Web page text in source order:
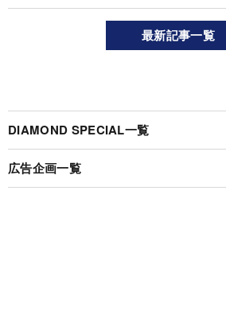
最新記事一覧
DIAMOND SPECIAL一覧
広告企画一覧